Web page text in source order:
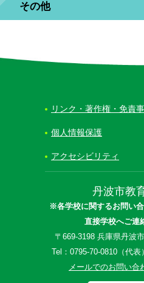
その他
丹波市教
※各学校に関するお問い合
直接学校へご連
〒669-3198 兵庫県丹波
Tel：0795-70-0810（代
メールでのお問い合
リンク・著作権・免責
個人情報保護
アクセシビリティ